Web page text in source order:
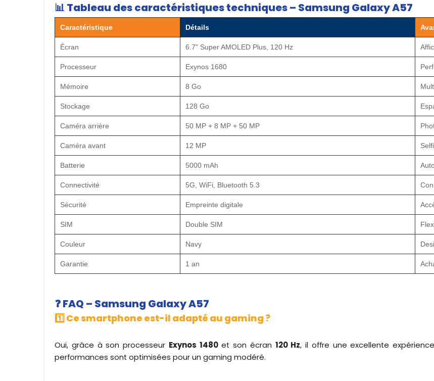
📊Tableau des caractéristiques techniques – Samsung Galaxy A57
Caractéristique Détails
Écran 6.7" Super AMOLED Plus, 120 Hz
Processeur Exynos 1680
Mémoire 8 Go
Stockage 128 Go
Caméra arrière 50 MP + 8 MP + 50 MP
Caméra avant 12 MP
Batterie 5000 mAh
Connectivité 5G, WiFi, Bluetooth 5.3
Sécurité Empreinte digitale
SIM Double SIM
Couleur Navy
Garantie 1 an
❓FAQ – Samsung Galaxy A57
1️⃣ Ce smartphone est-il adapté au gaming ?
Oui, grâce à son processeur Exynos 1480et son écran 120 Hz, il offre une excellente
performances sont optimisées pour un gaming modéré.